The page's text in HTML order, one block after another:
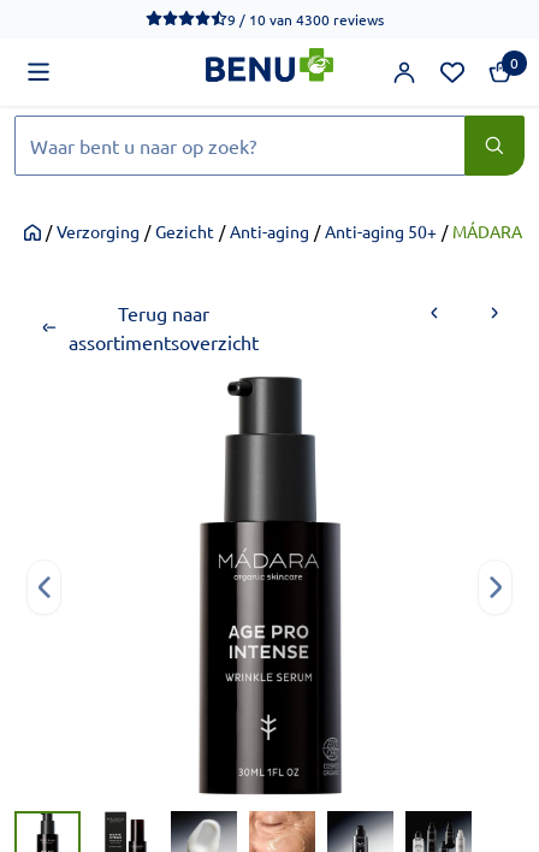
We werken momenteel hard aan het verbeteren van de
9 / 10van 4300 reviews
0
Home/ Verzorging / Gezicht / Anti-aging / Anti-aging 50+ / MÁDARA
Terug naar
assortimentsoverzicht